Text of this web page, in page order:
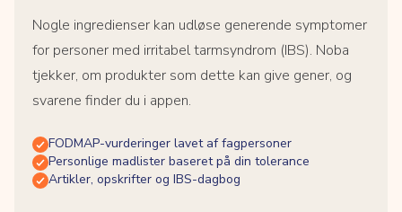
Nogle ingredienser kan udløse generende symptomer
for personer med irritabel tarmsyndrom (IBS). Noba
tjekker, om produkter som dette kan give gener, og
svarene finder du i appen.
FODMAP-vurderinger lavet af fagpersoner
Personlige madlister baseret på din tolerance
Artikler, opskrifter og IBS-dagbog